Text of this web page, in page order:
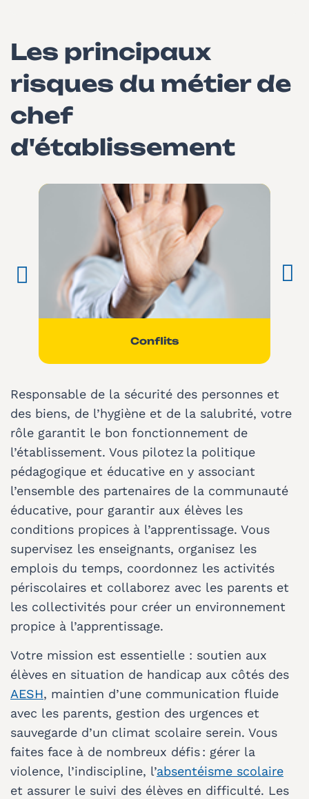
Les principaux
risques du métier de
chef
d'établissement
Conflits
Responsable de la sécurité des personnes et
des biens, de l’hygiène et de la salubrité, votre
rôle garantit le bon fonctionnement de
l’établissement. Vous pilotez la politique
pédagogique et éducative en y associant
l’ensemble des partenaires de la communauté
éducative, pour garantir aux élèves les
conditions propices à l’apprentissage. Vous
supervisez les enseignants, organisez les
emplois du temps, coordonnez les activités
périscolaires et collaborez avec les parents et
les collectivités pour créer un environnement
propice à l’apprentissage.
Votre mission est essentielle : soutien aux
élèves en situation de handicap aux côtés des
AESH, maintien d’une communication fluide
avec les parents, gestion des urgences et
sauvegarde d’un climat scolaire serein. Vous
faites face à de nombreux défis : gérer la
violence, l’indiscipline, l’absentéisme scolaire
et assurer le suivi des élèves en difficulté. Les